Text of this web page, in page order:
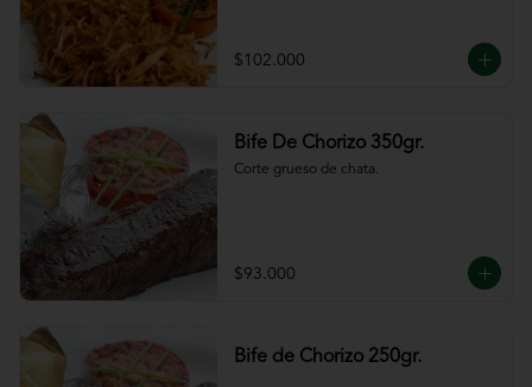
$102.000
Bife De Chorizo 350gr.
Corte grueso de chata.
$93.000
Bife de Chorizo 250gr.